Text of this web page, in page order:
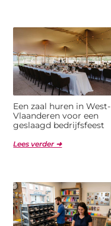
Een zaal huren in West-
Vlaanderen voor een
geslaagd bedrijfsfeest
Lees verder ➜